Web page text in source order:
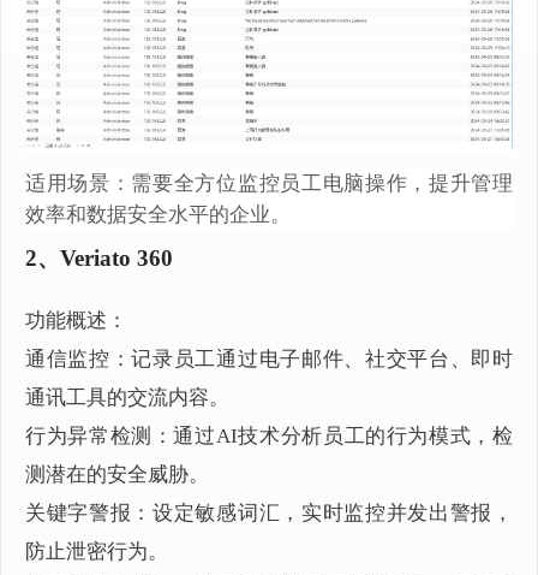
适用场景：需要全方位监控员工电脑操作，提升管理
效率和数据安全水平的企业。
2、Veriato 360
功能概述：
通信监控：记录员工通过电子邮件、社交平台、即时
通讯工具的交流内容。
行为异常检测：通过AI技术分析员工的行为模式，检
测潜在的安全威胁。
关键字警报：设定敏感词汇，实时监控并发出警报，
防止泄密行为。